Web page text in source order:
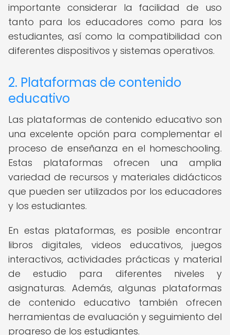
importante considerar la facilidad de uso
tanto para los educadores como para los
estudiantes, así como la compatibilidad con
diferentes dispositivos y sistemas operativos.
2. Plataformas de contenido
educativo
Las plataformas de contenido educativo son
una excelente opción para complementar el
proceso de enseñanza en el homeschooling.
Estas plataformas ofrecen una amplia
variedad de recursos y materiales didácticos
que pueden ser utilizados por los educadores
y los estudiantes.
En estas plataformas, es posible encontrar
libros digitales, videos educativos, juegos
interactivos, actividades prácticas y material
de estudio para diferentes niveles y
asignaturas. Además, algunas plataformas
de contenido educativo también ofrecen
herramientas de evaluación y seguimiento del
progreso de los estudiantes.